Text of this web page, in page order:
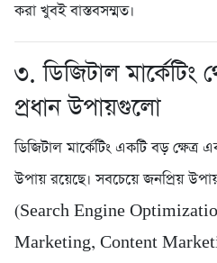
করা খুবই বাস্তবসম্মত।
৩. ডিজিটাল
প্রধান উপায়গুলো
ডিজিটাল মার্কেটিং একটি বড়
উপায় রয়েছে। সবচেয়ে জনপ্রিয়
(Search Engine
Marketing, Content